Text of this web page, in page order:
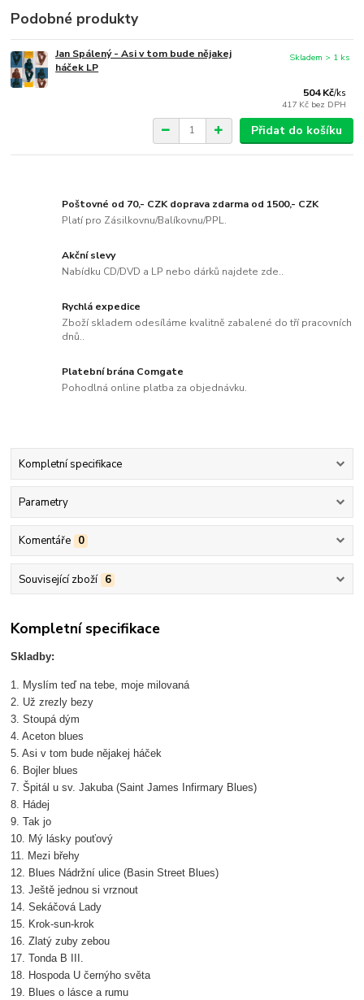
Podobné produkty
Jan Spálený - Asi v tom bude nějakej
háček LP
504 Kč/ks
417 Kč bez DPH
Skladem > 1 ks
Přidat do košíku
Poštovné od 70,- CZK doprava zdarma od 1500,- CZK
Platí pro Zásilkovnu/Balíkovnu/PPL.
Akční slevy
Nabídku CD/DVD a LP nebo dárků najdete zde..
Rychlá expedice
Zboží skladem odesíláme kvalitně zabalené do tří pracovních
dnů..
Platební brána Comgate
Pohodlná online platba za objednávku.
Kompletní specifikace
Parametry
Komentáře 0
Související zboží 6
Kompletní specifikace
Skladby:
1. Myslím teď na tebe, moje milovaná
2. Už zrezly bezy
3. Stoupá dým
4. Aceton blues
5. Asi v tom bude nějakej háček
6. Bojler blues
7. Špitál u sv. Jakuba (Saint James Infirmary Blues)
8. Hádej
9. Tak jo
10. Mý lásky pouťový
11. Mezi břehy
12. Blues Nádržní ulice (Basin Street Blues)
13. Ještě jednou si vrznout
14. Sekáčová Lady
15. Krok-sun-krok
16. Zlatý zuby zebou
17. Tonda B III.
18. Hospoda U černýho světa
19. Blues o lásce a rumu